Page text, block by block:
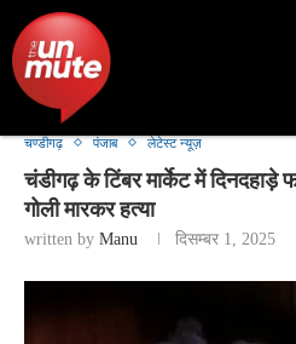
चण्डीगढ़ पंजाब लेटेस्ट न्यूज़
चंडीगढ़ के टिंबर मार्केट में दिनदहाड़े
गोली मारकर हत्या
written by Manu दिसम्बर 1, 2025